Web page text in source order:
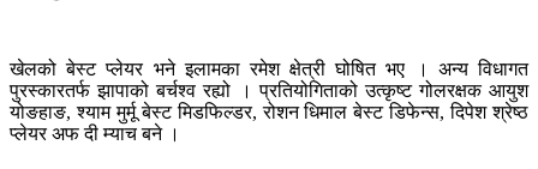
खेलको बेस्ट प्लेयर भने इलामका रमेश क्षेत्री घोषित भए । अन्य विधागत
पुरस्कारतर्फ झापाको बर्चश्व रह्यो । प्रतियोगिताको उत्कृष्ट गोलरक्षक आयुश
योङहाङ, श्याम मुर्मू बेस्ट मिडफिल्डर, रोशन धिमाल बेस्ट डिफेन्स, दिपेश श्रेष्ठ
प्लेयर अफ दी म्याच बने ।